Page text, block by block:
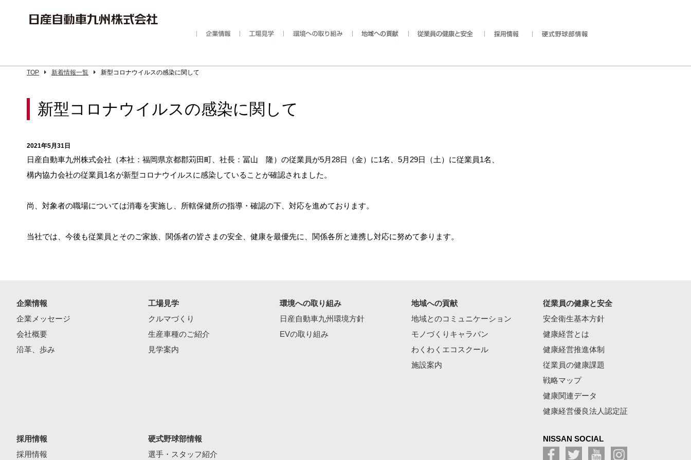
TOP 新着情報一覧 新型コロナウイルスの感染に関して
新型コロナウイルスの感染に関して
2021年5月31日
日産自動車九州株式会社（本社：福岡県京都郡苅田町、社長：冨山 隆）の従業員が5月28日（金）に1名、5月29日（土）に従業員1名、
構内協力会社の従業員1名が新型コロナウイルスに感染していることが確認されました。
尚、対象者の職場については消毒を実施し、所轄保健所の指導・確認の下、対応を進めております。
当社では、今後も従業員とそのご家族、関係者の皆さまの安全、健康を最優先に、関係各所と連携し対応に努めて参ります。
企業情報
企業メッセージ
会社概要
沿革、歩み
工場見学
クルマづくり
生産車種のご紹介
見学案内
環境への取り組み
日産自動車九州環境方針
EVの取り組み
地域への貢献
地域とのコミュニケーション
モノづくりキャラバン
わくわくエコスクール
施設案内
従業員の健康と安全
安全衛生基本方針
健康経営とは
健康経営推進体制
従業員の健康課題
戦略マップ
健康関連データ
健康経営優良法人認定証
採用情報
採用情報
硬式野球部情報
選手・スタッフ紹介
NISSAN SOCIAL